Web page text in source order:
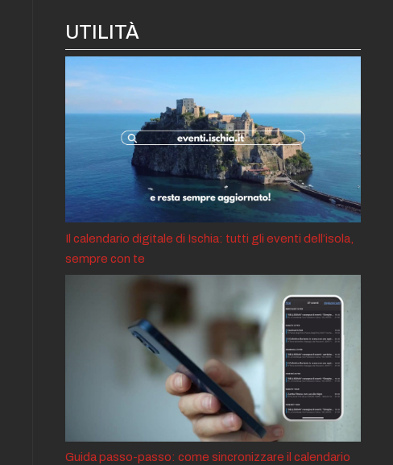
UTILITÀ
Il calendario digitale di Ischia: tutti gli eventi dell’isola,
sempre con te
Guida passo-passo: come sincronizzare il calendario